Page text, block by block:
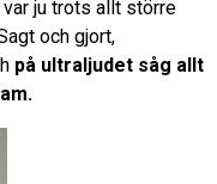
ju trots allt större
och gjort,
på ultraljudet såg allt